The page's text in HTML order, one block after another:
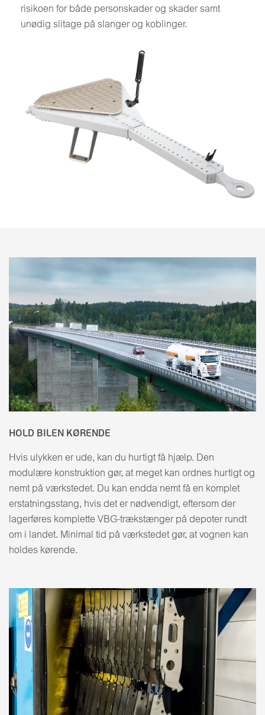
risikoen for både personskader og skader samt
unødig slitage på slanger og koblinger.
HOLD BILEN KØRENDE
Hvis ulykken er ude, kan du hurtigt få hjælp. Den
modulære konstruktion gør, at meget kan ordnes hurtigt og
nemt på værkstedet. Du kan endda nemt få en komplet
erstatningsstang, hvis det er nødvendigt, eftersom der
lagerføres komplette VBG-trækstænger på depoter rundt
om i landet. Minimal tid på værkstedet gør, at vognen kan
holdes kørende.